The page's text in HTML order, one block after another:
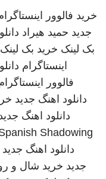
خرید فالوور
جدید حمید هیراد
بک لینک خرید بک لینک
اینستاگرام
فالوور
دانلود اهنگ جدید
دانلود اهنگ
Shadowing
دانلود اهنگ جدید
جدید خرید شال و